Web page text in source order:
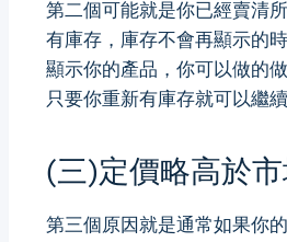
第二個可能就是你已經賣清
有庫存，庫存不會再顯示的
顯示你的產品，你可以做的
只要你重新有庫存就可以繼續
(三)定價略高於
第三個原因就是通常如果你